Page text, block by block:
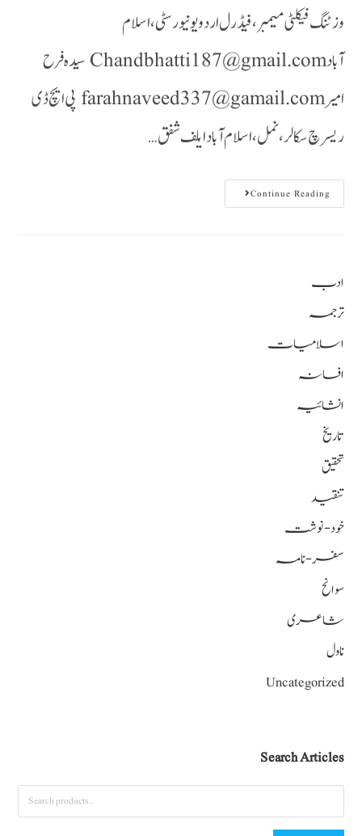
وزٹنگ فیکلٹی میمبر،فیڈرل اردو یونیورسٹی،اسلام
آباد Chandbhatti187@gmail.com سیدہ فرح
امیر farahnaveed337@gamail.com پی ایچ ڈی
ریسرچ سکالر،نمل،اسلام آباد ایلف شفق…
Continue Reading
ادب
ترجمہ
اسلامیات
افسانہ
انشائیہ
تاریخ
تحقیق
تنقید
خود-نوشت
سفر-نامہ
سوانح
شاعری
ناول
Uncategorized
Search Articles